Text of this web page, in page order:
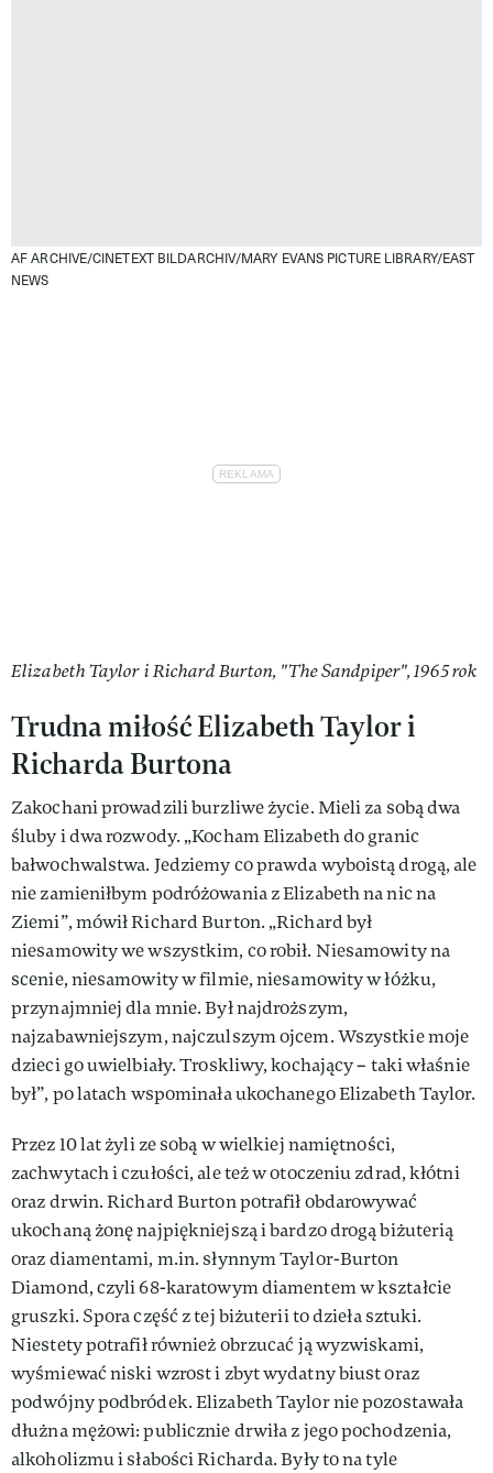
AF ARCHIVE/CINETEXT BILDARCHIV/MARY EVANS PICTURE LIBRARY/EAST
NEWS
Elizabeth Taylor i Richard Burton, "The Sandpiper", 1965 rok
Trudna miłość Elizabeth Taylor i
Richarda Burtona
Zakochani prowadzili burzliwe życie. Mieli za sobą dwa
śluby i dwa rozwody. „Kocham Elizabeth do granic
bałwochwalstwa. Jedziemy co prawda wyboistą drogą, ale
nie zamieniłbym podróżowania z Elizabeth na nic na
Ziemi”, mówił Richard Burton. „Richard był
niesamowity we wszystkim, co robił. Niesamowity na
scenie, niesamowity w filmie, niesamowity w łóżku,
przynajmniej dla mnie. Był najdroższym,
najzabawniejszym, najczulszym ojcem. Wszystkie moje
dzieci go uwielbiały. Troskliwy, kochający – taki właśnie
był”, po latach wspominała ukochanego Elizabeth Taylor.
Przez 10 lat żyli ze sobą w wielkiej namiętności,
zachwytach i czułości, ale też w otoczeniu zdrad, kłótni
oraz drwin. Richard Burton potrafił obdarowywać
ukochaną żonę najpiękniejszą i bardzo drogą biżuterią
oraz diamentami, m.in. słynnym Taylor-Burton
Diamond, czyli 68-karatowym diamentem w kształcie
gruszki. Spora część z tej biżuterii to dzieła sztuki.
Niestety potrafił również obrzucać ją wyzwiskami,
wyśmiewać niski wzrost i zbyt wydatny biust oraz
podwójny podbródek. Elizabeth Taylor nie pozostawała
dłużna mężowi: publicznie drwiła z jego pochodzenia,
alkoholizmu i słabości Richarda. Były to na tyle